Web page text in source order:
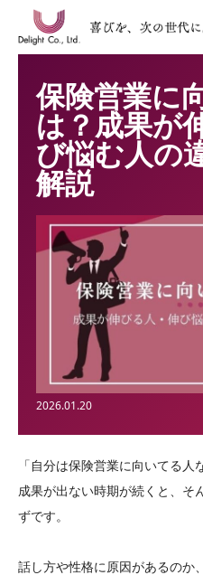
保険営業に
は？成果が
び悩む人の
解説
2026.01.20
「自分は保険営業に向いてる人
成果が出ない時期が続くと、そ
ずです。
話し方や性格に原因があるのか